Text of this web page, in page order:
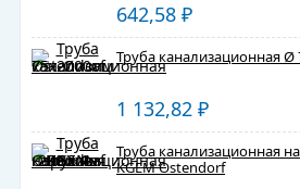
642,58 ₽
Труба канализационная
1 132,82 ₽
Труба канализационная
KGEM Ostendorf